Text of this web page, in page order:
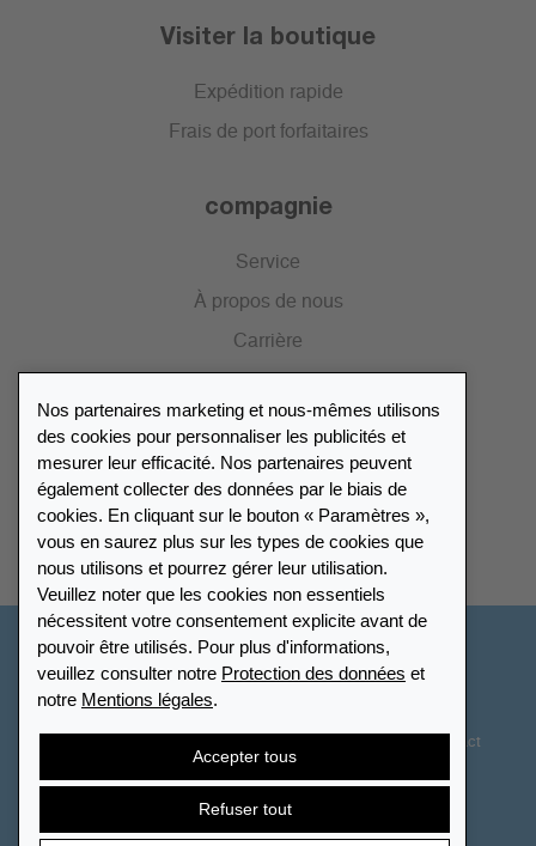
Visiter la boutique
Expédition rapide
Frais de port forfaitaires
compagnie
Service
À propos de nous
Carrière
Catalogue
Répertoire des revendeurs
Trouver Leuchtturm
Nos partenaires marketing et nous-mêmes utilisons
des cookies pour personnaliser les publicités et
mesurer leur efficacité. Nos partenaires peuvent
également collecter des données par le biais de
cookies. En cliquant sur le bouton « Paramètres »,
vous en saurez plus sur les types de cookies que
nous utilisons et pourrez gérer leur utilisation.
Veuillez noter que les cookies non essentiels
nécessitent votre consentement explicite avant de
pouvoir être utilisés. Pour plus d'informations,
veuillez consulter notre Protection des données et
notre Mentions légales.
Accepter tous
Refuser tout
Suisse - Français
Paramètres des cookies
Contact
Droit de rétractation Résilier le contrat